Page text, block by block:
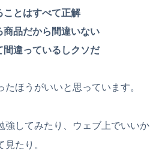
ことはすべて正解
商品だから間違いない
間違っているしクソだ
ほうがいいと思っています。
強してみたり、ウェブ上でいいか
たり。